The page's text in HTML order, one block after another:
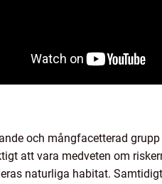
och mångfacetterad
att vara medveten om
naturliga habitat.